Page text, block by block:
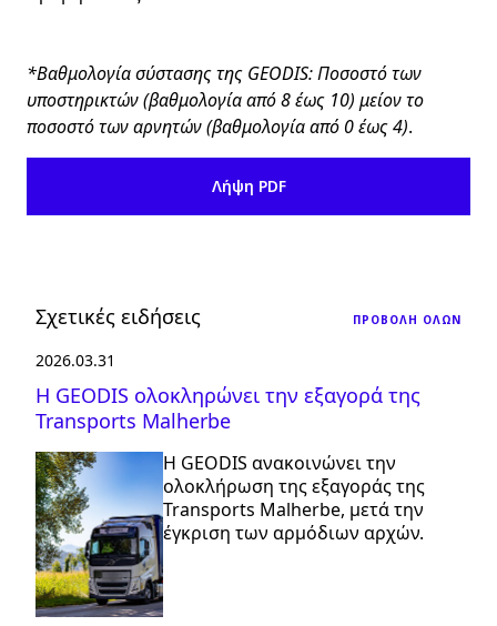
*Βαθμολογία σύστασης της GEODIS: Ποσοστό των
υποστηρικτών (βαθμολογία από 8 έως 10) μείον το
ποσοστό των αρνητών (βαθμολογία από 0 έως 4).
Λήψη PDF
Σχετικές ειδήσεις ΠΡΟΒΟΛΉ ΌΛΩΝ
2026.03.31
Η GEODIS ολοκληρώνει την εξαγορά της
Transports Malherbe
Η GEODIS ανακοινώνει την
ολοκλήρωση της εξαγοράς της
Transports Malherbe, μετά την
έγκριση των αρμόδιων αρχών.